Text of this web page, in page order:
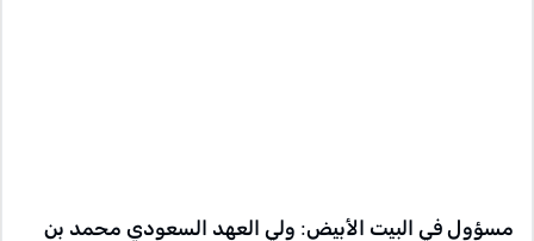
مسؤول في البيت الأبيض: ولي العهد السعودي محمد بن